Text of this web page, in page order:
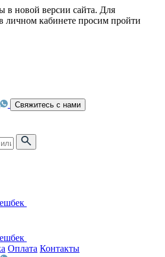
новой версии сайта. Для
личном кабинете просим пройти
Свяжитесь с нами
Оплата Контакты